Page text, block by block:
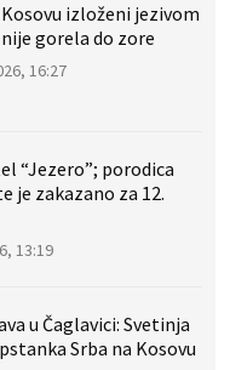
Kosovu izloženi jezivom
gorela do zore
16:27
“Jezero”; porodica
je zakazano za 12.
13:19
u Čaglavici: Svetinja
Srba na Kosovu